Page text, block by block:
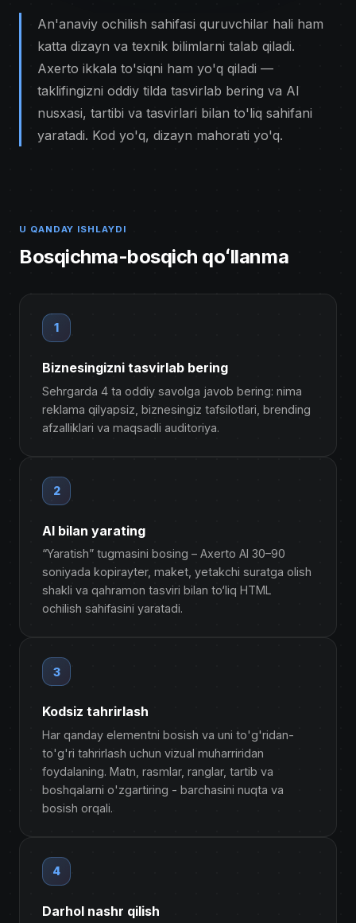
An'anaviy ochilish sahifasi quruvchilar hali ham
katta dizayn va texnik bilimlarni talab qiladi.
Axerto ikkala to'siqni ham yo'q qiladi —
taklifingizni oddiy tilda tasvirlab bering va AI
nusxasi, tartibi va tasvirlari bilan to'liq sahifani
yaratadi. Kod yo'q, dizayn mahorati yo'q.
U QANDAY ISHLAYDI
Bosqichma-bosqich qoʻllanma
1
Biznesingizni tasvirlab bering
Sehrgarda 4 ta oddiy savolga javob bering: nima
reklama qilyapsiz, biznesingiz tafsilotlari, brending
afzalliklari va maqsadli auditoriya.
2
AI bilan yarating
“Yaratish” tugmasini bosing – Axerto AI 30–90
soniyada kopirayter, maket, yetakchi suratga olish
shakli va qahramon tasviri bilan to‘liq HTML
ochilish sahifasini yaratadi.
3
Kodsiz tahrirlash
Har qanday elementni bosish va uni to'g'ridan-
to'g'ri tahrirlash uchun vizual muharriridan
foydalaning. Matn, rasmlar, ranglar, tartib va ​​
boshqalarni o'zgartiring - barchasini nuqta va
bosish orqali.
4
Darhol nashr qilish